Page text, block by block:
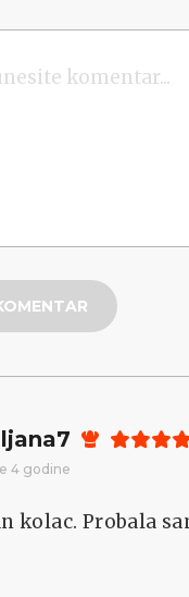
4 godine
kolac. Probala